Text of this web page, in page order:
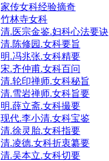
家传女科经验摘奇
竹林寺女科
清.医宗金鉴.妇科心法要诀
清.陈修园.女科要旨
明.冯兆张.女科精要
宋.齐仲甫.女科百问
清.轮印禅师.女科秘旨
清.雪岩禅师.女科旨要
明.薛立斋.女科撮要
现代.李小清.女科宝鉴
清.徐灵胎.女科指要
清.凌德.女科折衷纂要
清.吴本立.女科切要